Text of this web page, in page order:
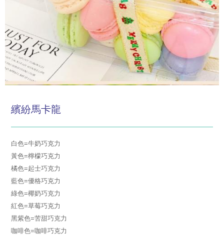
繽紛馬卡龍
白色=牛奶巧克力
黃色=檸檬巧克力
橘色=起士巧克力
藍色=優格巧克力
綠色=椰奶巧克力
紅色=草莓巧克力
黑紫色=苦甜巧克力
咖啡色=咖啡巧克力